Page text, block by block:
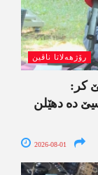
رۆژھەلاتا ناڤین
کر:
دە دھێلن
2026-08-01